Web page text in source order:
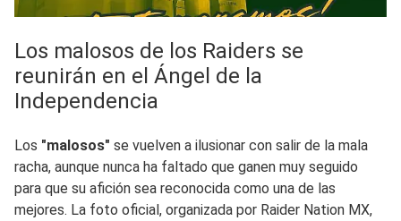
Los malosos de los Raiders se
reunirán en el Ángel de la
Independencia
Los "malosos" se vuelven a ilusionar con salir de la mala
racha, aunque nunca ha faltado que ganen muy seguido
para que su afición sea reconocida como una de las
mejores. La foto oficial, organizada por Raider Nation MX,